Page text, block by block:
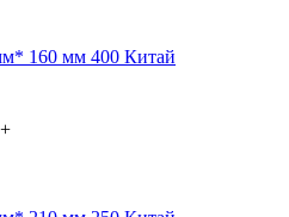
160 мм 400 Китай
+